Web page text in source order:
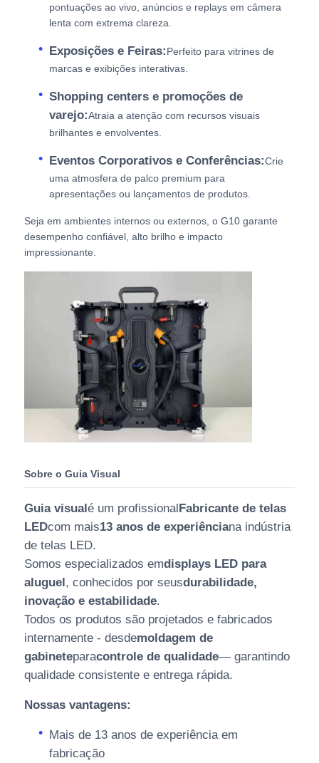
pontuações ao vivo, anúncios e replays em câmera
lenta com extrema clareza.
Exposições e Feiras:Perfeito para vitrines de
marcas e exibições interativas.
Shopping centers e promoções de
varejo:Atraia a atenção com recursos visuais
brilhantes e envolventes.
Eventos Corporativos e Conferências:Crie
uma atmosfera de palco premium para
apresentações ou lançamentos de produtos.
Seja em ambientes internos ou externos, o G10 garante
desempenho confiável, alto brilho e impacto
impressionante.
Sobre o Guia Visual
Guia visualé um profissionalFabricante de telas
LEDcom mais13 anos de experiênciana indústria
de telas LED.
Somos especializados emdisplays LED para
aluguel, conhecidos por seusdurabilidade,
inovação e estabilidade.
Todos os produtos são projetados e fabricados
internamente - desdemoldagem de
gabineteparacontrole de qualidade— garantindo
qualidade consistente e entrega rápida.
Nossas vantagens:
Mais de 13 anos de experiência em
fabricação